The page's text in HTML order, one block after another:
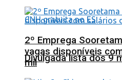
Divulgada lista dos 9
2º Emprega
vagas disponíveis
mil